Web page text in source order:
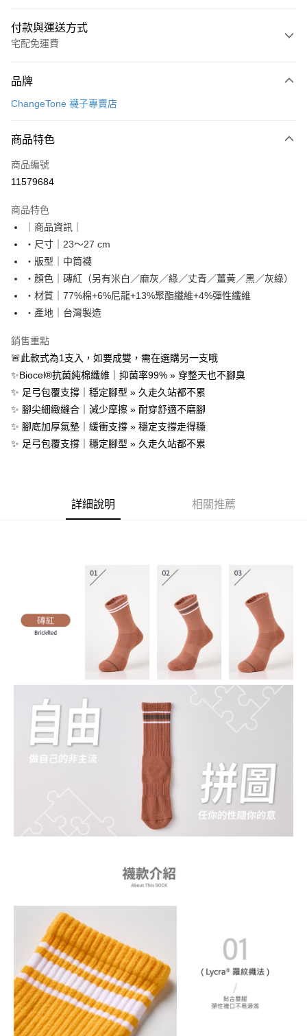
付款與運送方式
宅配免運費
信用卡一次付款
6 期 0 利率 每期
合作金庫商業銀行
上海商業儲蓄銀行
臺灣中小企業銀行
匯豐（台灣）商業銀行
聯邦商業銀行
元大商業銀行
玉山商業銀行
星展（台灣）商業銀行
台灣樂天信用卡公司
LINE Pay
Apple Pay
街口支付
悠遊付
Google Pay
全盈+PAY
大哥付你分期
【大哥付你分期使用說明】
1.本服務由台灣大哥大提供，台灣大哥大用戶可立即使用無須另外申請。
2.付款方式選擇「大哥付你分期」，訂單成立後會自動跳轉到大哥付的交易
成交易。
3.實際核准額度、可分期數及費用金額請依後續交易確認頁面所載為準。
4.訂單成立30分鐘內，如未前往確認交易或遇審核未通過，訂單將自動取
消。如遇「轉專審核」未通過狀況，表示未達大哥付你分期系統評分，恕無
法說明評估內容。
帳／街口支付／iPASS MONEY」等通路繳費。
買賣價金債權讓與本公司後，依約使用本公司帳單繳交帳款。
2.基於同意付款使用「大哥付你分期」之契約關係目的，商店將以您的個人
資料（包含姓名、電話或地址）提供予台灣大哥大進項蒐集、處理及利用，
由本公司與您本人進行分期帳單所需資料之確認、核對及更正。
3.完整用戶服務條款，請詳閱以下連結：
https://oppay.tw/userRule
AFTEE先享後付
相關說明
【關於「AFTEE先享後付」】
便利好安心！
１．簡單：不需註冊會員、不需綁卡、不需儲值。
２．便利：只要手機號碼，簡訊認證，即可結帳。
３．安心：先確認商品／服務後，再付款。
結帳頁面，進行簡訊認證並確認金額後，即可完成結帳。
後付繳納相關費用。
※ 交易是否成功請以「AFTEE先享後付 」之結帳頁面顯示為準，若有關於
是否繳費成功／繳費後需取消欲退款等相關疑問，請聯繫「AFTEE先享後付
客戶支援中心」
https://netprotections.freshdesk.com/support/home
【注意事項】
１．透過由恩沛科技股份有限公司提供之「AFTEE先享後付」服務完成之交
易，需依本服務之必要範圍內提供個人資料，並將交易相關給付款項請求債
權轉讓予恩沛科技股份有限公司。
２．關於個人資料處理事宜，請瀏覽以下網址：
https://aftee.tw/terms/#terms3
３．未成年的使用者請事先徵得法定代理人或監護人之同意方可使用
「AFTEE先享後付」，若未經同意申辦者引起之損失，本公司不負相關責
４．使用「AFTEE先享後付」時，將依據個別帳號之用戶狀況，依本公司即
時審查核予不同之上限額度；若仍有額度不足之情形，本公司將視審查結果
５．嚴禁一人註冊多個帳號或使用他人資訊註冊。若發現惡意使用之情形，
恩沛科技股份有限公司將有權停止該用戶之使用額度並採取法律行動。
ATM付款
運送方式
付款後7-11取貨
每筆NT$70，滿NT$899(含以上)免運費
京站台北店客服中心(1F星巴克旁) 即日起不提供京站紙袋，取件時
請自備購物袋，若需購買紙袋可現場詢問
品牌
ChangeTone 襪子專賣店
商品特色
商品編號
11579684
商品特色
｜商品資訊｜
・尺寸｜23～27 cm
・版型｜中筒襪
・顏色｜磚紅（另有米白／麻灰／綠／丈青／薑黃／黑／灰綠）
・材質｜77%棉+6%尼龍+13%聚酯纖維+4%彈性纖維
・產地｜台灣製造
銷售重點
🚨此款式為1支入，如要成雙，需在選購另一支哦
✨Biocel®抗菌純棉纖維｜抑菌率99% » 穿整天也不腳臭
✨ 足弓包覆支撐｜穩定腳型 » 久走久站都不累
✨ 腳尖細緻縫合｜減少摩擦 » 耐穿舒適不磨腳
✨ 腳底加厚氣墊｜緩衝支撐 » 穩定支撐走得穩
✨ 足弓包覆支撐｜穩定腳型 » 久走久站都不累
詳細說明 相關推薦